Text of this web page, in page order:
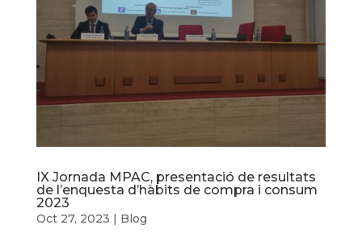
IX Jornada MPAC, presentació de resultats
de l’enquesta d’hàbits de compra i consum
2023
Oct 27, 2023 | Blog